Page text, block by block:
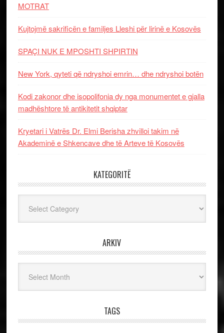
MOTRAT
Kujtojmë sakrificën e familjes Lleshi për lirinë e Kosovës
SPAÇI NUK E MPOSHTI SHPIRTIN
New York, qyteti që ndryshoi emrin… dhe ndryshoi botën
Kodi zakonor dhe isopolifonia dy nga monumentet e gjalla
madhështore të antikitetit shqiptar
Kryetari i Vatrës Dr. Elmi Berisha zhvilloi takim në
Akademinë e Shkencave dhe të Arteve të Kosovës
KATEGORITË
ARKIV
TAGS